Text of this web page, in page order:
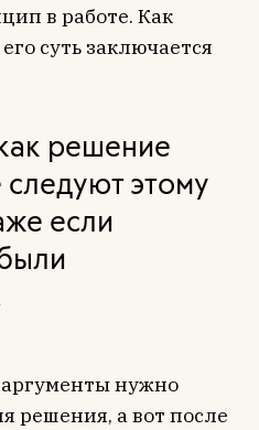
в работе. Как
суть заключается
решение
следуют этому
если
аргументы нужно
решения, а вот после